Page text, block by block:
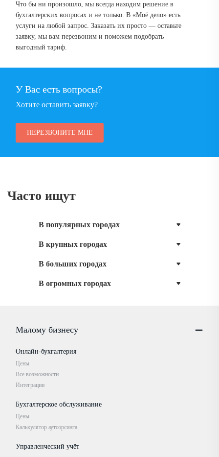
Что бы ни произошло, мы всегда находим решение в
бухгалтерских вопросах и не только. В «Моё дело» есть
услуги на любой запрос. Заказать их просто — оставьте
заявку, мы вам перезвоним и поможем подобрать
выгодный тариф.
У Вас есть вопросы?
Хотите оставить заявку?
ПЕРЕЗВОНИТЕ МНЕ
Часто ищут
В популярных городах
В крупных городах
В больших городах
В огромных городах
Малому бизнесу
Онлайн-бухгалтерия
Цены
Все возможности
Интеграции
Бухгалтерское обслуживание
Цены
Калькулятор аутсорсинга
Управленческий учёт